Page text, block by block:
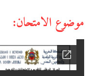
موضوع الامتحان: